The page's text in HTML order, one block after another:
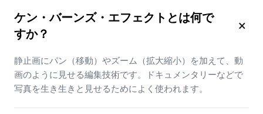
ケン・バーンズ・エフェクトとは何で
すか？
×
静止画にパン（移動）やズーム（拡大縮小）を加えて、動
画のように見せる編集技術です。ドキュメンタリーなどで
写真を生き生きと見せるためによく使われます。